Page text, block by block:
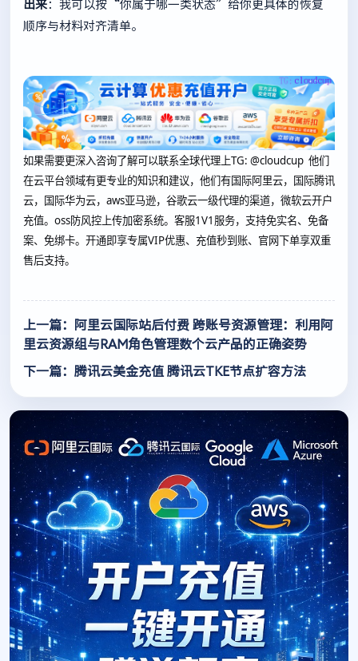
出来 ：我可以按“你属于哪一类状态”给你更具体的恢复
顺序与材料对齐清单。
如果需要更深入咨询了解可以联系全球代理上TG: @cloudcup 他们
在云平台领域有更专业的知识和建议，他们有国际阿里云，国际腾讯
云，国际华为云，aws亚马逊，谷歌云一级代理的渠道，微软云开户
充值。oss防风控上传加密系统。客服1V1服务，支持免实名、免备
案、免绑卡。开通即享专属VIP优惠、充值秒到账、官网下单享双重
售后支持。
上一篇：阿里云国际站后付费 跨账号资源管理：利用阿
里云资源组与RAM角色管理数个云产品的正确姿势
下一篇：腾讯云美金充值 腾讯云TKE节点扩容方法